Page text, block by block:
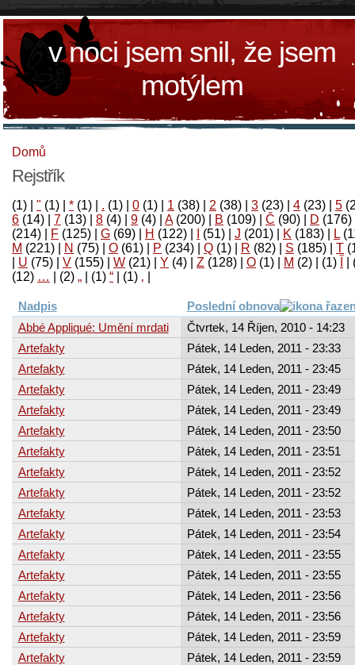
v noci jsem snil, že jsem
motýlem
Domů
Rejstřík
(1) " (1) * (1) . (1) 0 (1) 1 (38) 2 (38) 3 (23) 4 (23) 5
6 (14) 7 (13) 8 (4) 9 (4) A(200) B (109) Č (90) D (176)
(214)
F (125) G (69) H (122) (51) J (201) K (183) L
M (221) N (75) O (61) P (234) Q (1) R (82) S (185) T
U (75) V (155) W (21) Y (4) Z (128) Ο (1) М (2)
(1)
‚
(1)
“
(1)
„
(2)
…
(12)
Nadpis
Poslední obnova
Abbé Appliqué: Umění mrdati
Čtvrtek, 14 Říjen, 2010 - 14:23
Artefakty
Pátek, 14 Leden, 2011 - 23:33
Artefakty
Pátek, 14 Leden, 2011 - 23:45
Artefakty
Pátek, 14 Leden, 2011 - 23:49
Artefakty
Pátek, 14 Leden, 2011 - 23:49
Artefakty
Pátek, 14 Leden, 2011 - 23:50
Artefakty
Pátek, 14 Leden, 2011 - 23:51
Artefakty
Pátek, 14 Leden, 2011 - 23:52
Artefakty
Pátek, 14 Leden, 2011 - 23:52
Artefakty
Pátek, 14 Leden, 2011 - 23:53
Artefakty
Pátek, 14 Leden, 2011 - 23:54
Artefakty
Pátek, 14 Leden, 2011 - 23:55
Artefakty
Pátek, 14 Leden, 2011 - 23:55
Artefakty
Pátek, 14 Leden, 2011 - 23:56
Artefakty
Pátek, 14 Leden, 2011 - 23:56
Artefakty
Pátek, 14 Leden, 2011 - 23:59
Artefakty
Pátek, 14 Leden, 2011 - 23:59